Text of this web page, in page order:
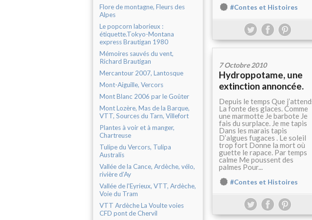
Flore de montagne, Fleurs des
Alpes
Le popcorn laborieux :
étiquette.Tokyo-Montana
express Brautigan 1980
Mémoires sauvés du vent,
Richard Brautigan
Mercantour 2007, Lantosque
Mont-Aiguille, Vercors
Mont Blanc 2006 par le Goûter
Mont Lozère, Mas de la Barque,
VTT, Sources du Tarn, Villefort
Plantes à voir et à manger,
Chartreuse
Tulipe du Vercors, Tulipa
Australis
Vallée de la Cance, Ardèche, vélo,
rivière d’Ay
Vallée de l'Eyrieux, VTT, Ardèche,
Voie du Tram
VTT Ardèche La Voulte voies
CFD pont de Chervil
#Contes et Histoires
7 Octobre 2010
Hydroppotame, une
extinction annoncée.
Depuis le temps Que
La fonte des glaces. Comme
une marmotte Je barbote Je
fais du surplace. Je me tapis
Dans les marais tapis
D’algues fugaces . Le soleil
trop fort Donne la mort où
guette le rapace. Par temps
calme Me poussent des
palmes Pour...
#Contes et Histoires